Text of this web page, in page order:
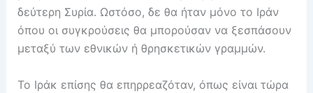
δεύτερη Συρία. Ωστόσο, δε θα ήταν μόνο το Ιράν
όπου οι συγκρούσεις θα μπορούσαν να ξεσπάσουν
μεταξύ των εθνικών ή θρησκετικών γραμμών.
Το Ιράκ επίσης θα επηρρεαζόταν, όπως είναι τώρα